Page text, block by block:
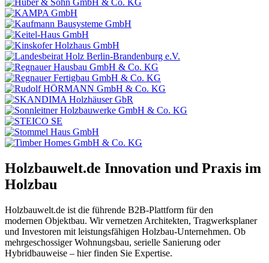
Holzbauwelt.de Innovation und Praxis im
Holzbau
Holzbauwelt.de ist die führende B2B-Plattform für den
modernen Objektbau. Wir vernetzen Architekten, Tragwerksplaner
und Investoren mit leistungsfähigen Holzbau-Unternehmen. Ob
mehrgeschossiger Wohnungsbau, serielle Sanierung oder
Hybridbauweise – hier finden Sie Expertise.